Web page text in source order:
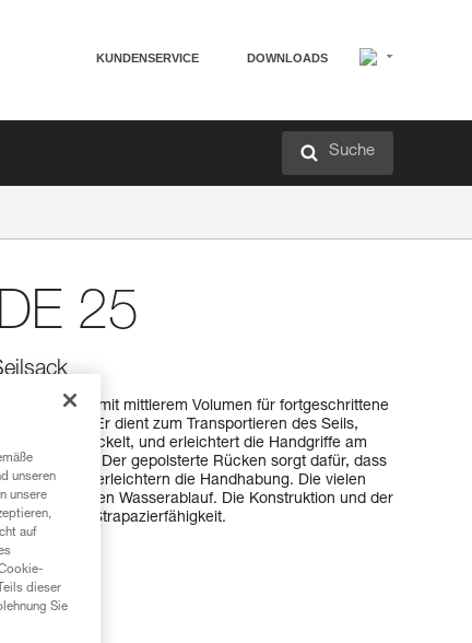
KUNDENSERVICE DOWNLOADS
Suche
25
Seilsack mit mittlerem Volumen für fortgeschrittene
innen. Er dient zum Transportieren des Seils,
verwickelt, und erleichtert die Handgriffe am
Der gepolsterte Rücken sorgt dafür, dass
Tragegriffe erleichtern die Handhabung. Die vielen
schnellen Wasserablauf. Die Konstruktion und der
hohe Strapazierfähigkeit.
unseren
unsere
auf
dieser
Sie